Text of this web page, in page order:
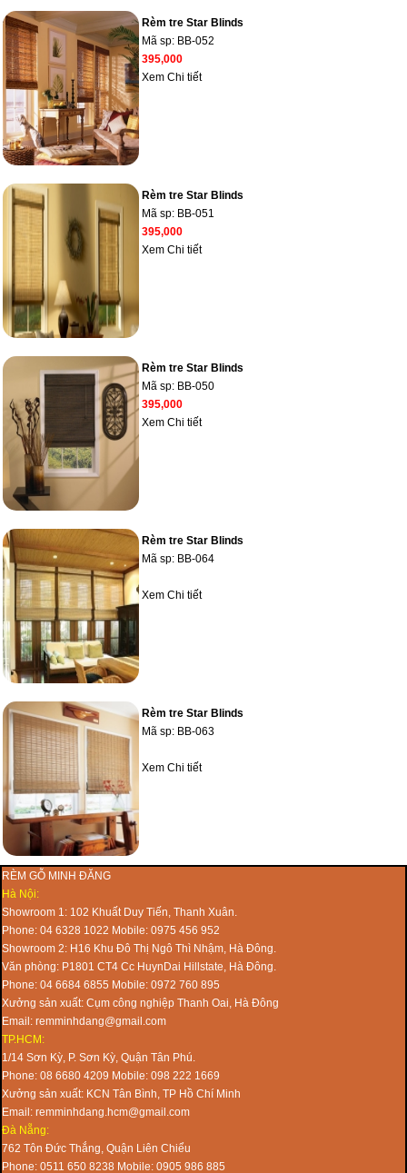
Rèm tre Star Blinds
Mã sp: BB-052
395,000
Xem Chi tiết
Rèm tre Star Blinds
Mã sp: BB-051
395,000
Xem Chi tiết
Rèm tre Star Blinds
Mã sp: BB-050
395,000
Xem Chi tiết
Rèm tre Star Blinds
Mã sp: BB-064
Xem Chi tiết
Rèm tre Star Blinds
Mã sp: BB-063
Xem Chi tiết
RÈM GỖ MINH ĐĂNG
Hà Nội:
Showroom 1: 102 Khuất Duy Tiến, Thanh Xuân.
Phone: 04 6328 1022 Mobile: 0975 456 952
Showroom 2: H16 Khu Đô Thị Ngô Thì Nhậm, Hà Đông.
Văn phòng: P1801 CT4 Cc HuynDai Hillstate, Hà Đông.
Phone: 04 6684 6855 Mobile: 0972 760 895
Xưởng sản xuất: Cụm công nghiệp Thanh Oai, Hà Đông
Email: remminhdang@gmail.com
TP.HCM:
1/14 Sơn Kỳ, P. Sơn Kỳ, Quận Tân Phú.
Phone: 08 6680 4209 Mobile: 098 222 1669
Xưởng sản xuất: KCN Tân Bình, TP Hồ Chí Minh
Email: remminhdang.hcm@gmail.com
Đà Nẵng:
762 Tôn Đức Thắng, Quận Liên Chiểu
Phone: 0511 650 8238 Mobile: 0905 986 885